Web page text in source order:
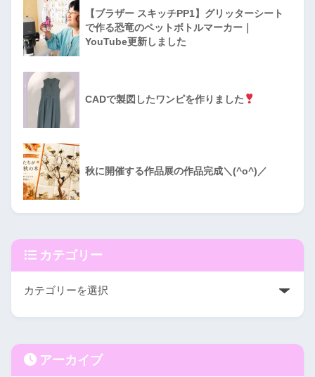
【ブラザー スキッチPP1】グリッターシート
で作る恐竜のペットボトルマーカー｜
YouTube更新しました
CADで製図したワンピを作りました
秋に開催する作品展の作品完成＼(^o^)／
カテゴリー
アーカイブ